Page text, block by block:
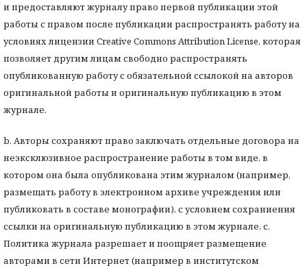
и предоставляют журналу право первой публикации этой
работы с правом после публикации распространять работу на
условиях лицензии Creative Commons Attribution License, которая
позволяет другим лицам свободно распространять
опубликованную работу с обязательной ссылокой на авторов
оригинальной работы и оригинальную публикацию в этом
журнале.
b. Авторы сохраняют право заключать отдельные договора на
неэксклюзивное распространение работы в том виде, в
котором она была опубликована этим журналом (например,
размещать работу в электронном архиве учреждения или
публиковать в составе монографии), с условием сохраниения
ссылки на оригинальную публикацию в этом журнале. с.
Политика журнала разрешает и поощряет размещение
авторами в сети Интернет (например в институтском